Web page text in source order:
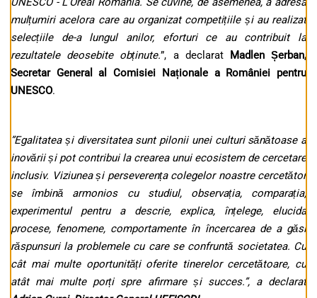
mulțumiri acelora care au organizat competițiile și au realizat
selecțiile de-a lungul anilor, eforturi ce au contribuit la
rezultatele deosebite obținute.”, a declarat Madlen Șerban,
Secretar General al Comisiei Naționale a României pentru
UNESCO.
”Egalitatea și diversitatea sunt pilonii unei culturi sănătoase a
inovării și pot contribui la crearea unui ecosistem de cercetare
inclusiv. Viziunea și perseverența colegelor noastre cercetător
se îmbină armonios cu studiul, observația, comparația,
experimentul pentru a descrie, explica, înțelege, elucida
procese, fenomene, comportamente în încercarea de a găsi
răspunsuri la problemele cu care se confruntă societatea. Cu
cât mai multe oportunități oferite tinerelor cercetătoare, cu
atât mai multe porți spre afirmare și succes.”, a declarat